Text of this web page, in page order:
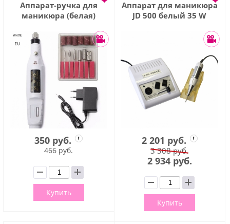
Аппарат-ручка для
маникюра (белая)
350 руб.
466 руб.
Купить
Аппарат для маникюра
JD 500 белый 35 W
2 201 руб.
3 308 руб.
2 934 руб.
Купить